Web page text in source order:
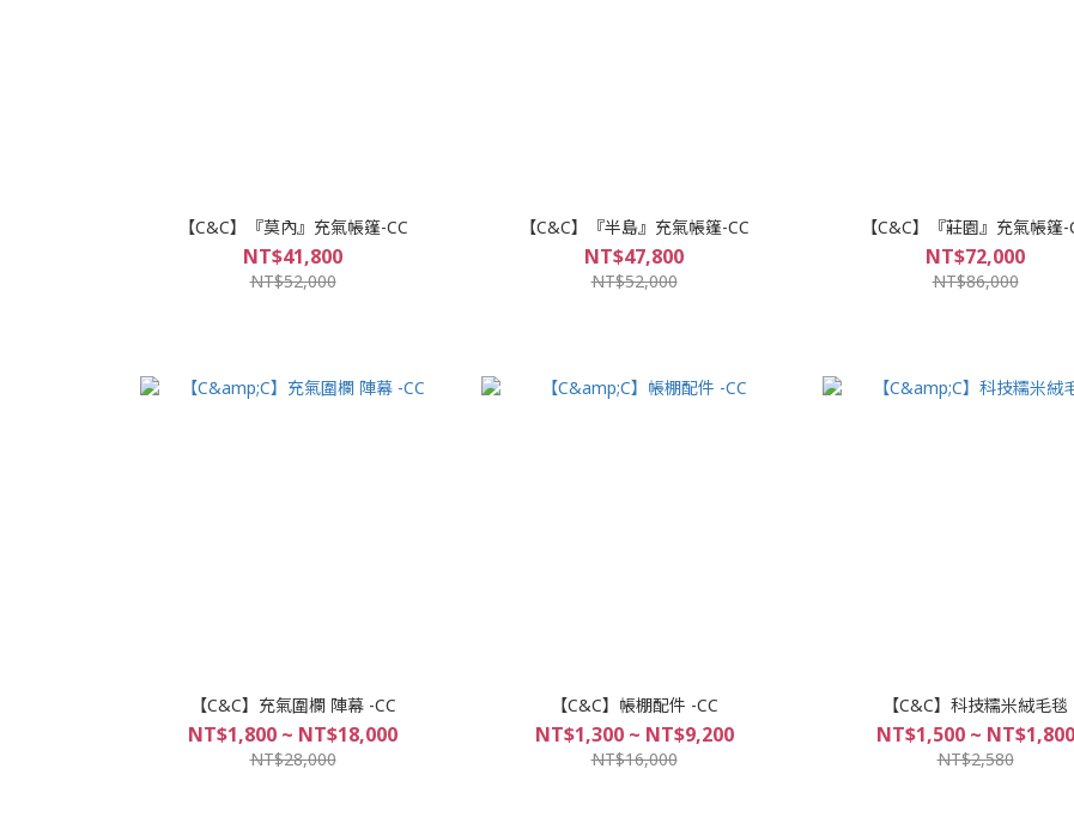
【C&C】『莫內』充氣帳篷-CC
NT$41,800
NT$52,000
【C&C】『半島』充氣帳篷-CC
NT$47,800
NT$52,000
【C&C】『莊園』充氣帳篷-
NT$72,000
NT$86,000
【C&C】充氣圍欄 陣幕 -CC
NT$1,800 ~ NT$18,000
NT$28,000
【C&C】帳棚配件 -CC
NT$1,300 ~ NT$9,200
NT$16,000
【C&C】科技糯米絨毛毯
NT$1,500 ~ NT$1,800
NT$2,580